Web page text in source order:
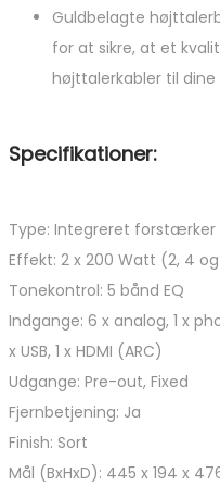
Guldbelagte
for at sikre, at et
højttalerkabler til
Specifikationer:
Type: Integreret forstærker
Effekt: 2 x 200 Watt (2, 4
Tonekontrol: 5 bånd EQ
Indgange: 6 x analog, 1 x
x USB, 1 x HDMI (ARC)
Udgange: Pre-out, Fixed
Fjernbetjening: Ja
Finish: Sort
Mål (BxHxD): 445 x 194 x